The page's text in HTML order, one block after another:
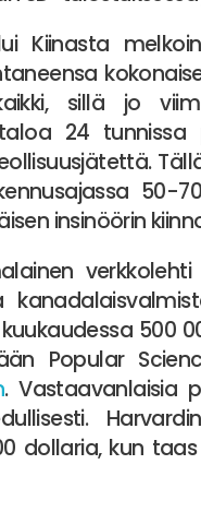
Kiinasta
sillä jo
24
50-
insinöörin
verkkolehti
500
Popular
. Vastaavanlaisia
dollaria, kun